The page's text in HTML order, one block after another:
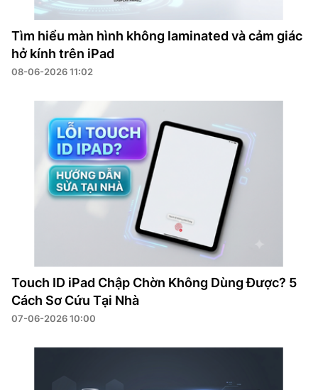
Tìm hiểu màn hình không laminated và cảm giác
hở kính trên iPad
08-06-2026 11:02
Touch ID iPad Chập Chờn Không Dùng Được? 5
Cách Sơ Cứu Tại Nhà
07-06-2026 10:00